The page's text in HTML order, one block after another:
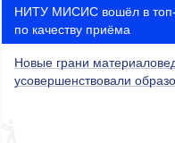
НИТУ МИСИС вошёл в топ-
по качеству приёма
Новые грани
усовершенствовали